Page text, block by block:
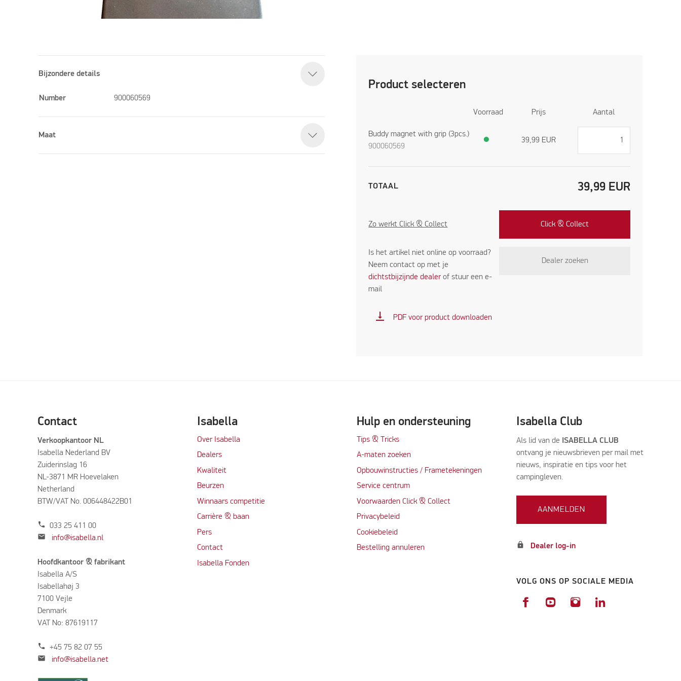
Product selecteren
Voorraad Prijs Aantal
Buddy magnet with grip (3pcs.)
900060569
● 39,99 EUR
TOTAAL 39,99 EUR
Zo werkt Click & Collect Click & Collect
Is het artikel niet online op voorraad?
Neem contact op met je
dichtstbijzijnde dealerof stuur een e-
mail
Dealer zoeken
vertical_align_bottom PDF voor product downloaden
Bijzondere details
Number 900060569
Maat
Contact
Verkoopkantoor NL
Isabella Nederland BV
Zuiderinslag 16
NL-3871 MR Hoevelaken
Netherland
BTW/VAT No. 006448422B01
phone 033 25 411 00
mail info@isabella.nl
Hoofdkantoor & fabrikant
Isabella A/S
Isabellahøj 3
7100 Vejle
Denmark
VAT No: 87619117
phone +45 75 82 07 55
mail info@isabella.net
Isabella
Over Isabella
Dealers
Kwaliteit
Beurzen
Winnaars competitie
Carrière & baan
Pers
Contact
Isabella Fonden
Hulp en ondersteuning
Tips & Tricks
A-maten zoeken
Opbouwinstructies / Frametekeningen
Service centrum
Voorwaarden Click & Collect
Privacybeleid
Cookiebeleid
Bestelling annuleren
Isabella Club
Als lid van de ISABELLA CLUB
ontvang je nieuwsbrieven per mail met
nieuws, inspiratie en tips voor het
campingleven.
AANMELDEN
lock Dealer log-in
VOLG ONS OP SOCIALE MEDIA